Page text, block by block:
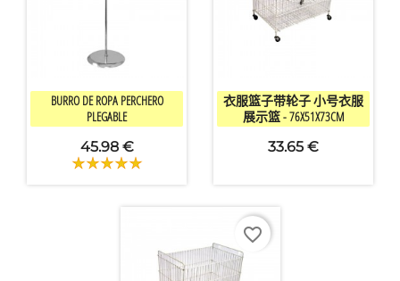
快速查看
BURRO DE ROPA PERCHERO
PLEGABLE
45.98 €
快速查看
衣服篮子带轮子 小号衣服
展示篮 - 76X51X73CM
33.65 €
favorite_border